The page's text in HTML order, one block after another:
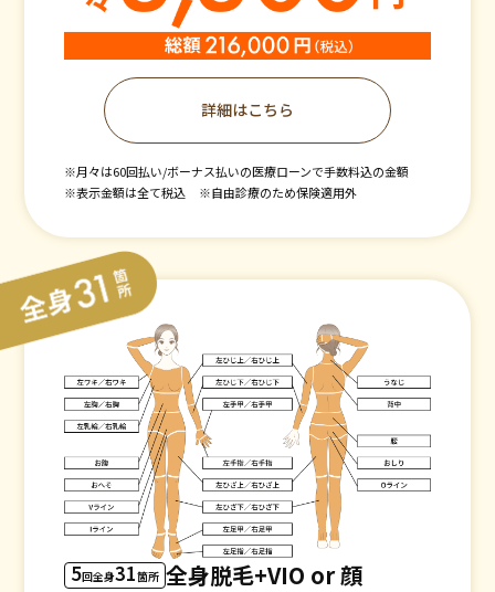
詳細はこちら
※月々は60回払い/ボーナス払いの医療ローンで手数料込の金額
※表示金額は全て税込
※自由診療のため保険適用外
5回全身31箇所 全身脱毛+VIO or 顔